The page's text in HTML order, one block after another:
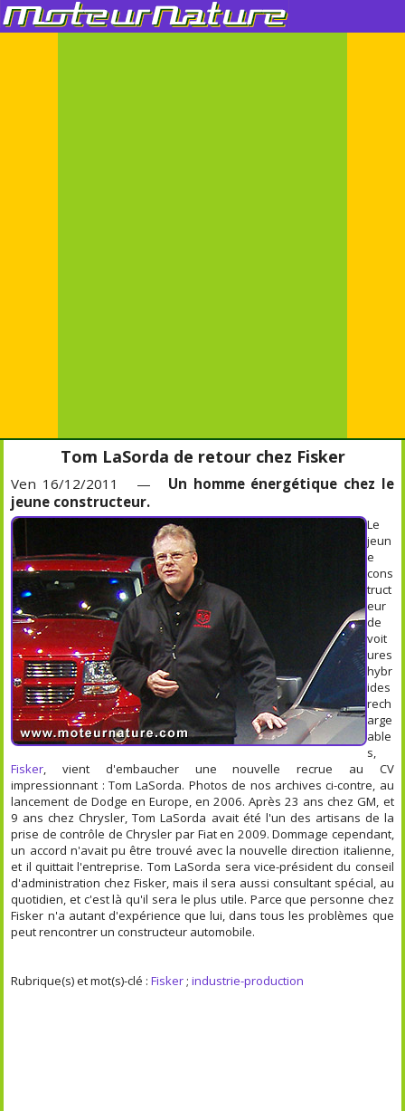
Tom LaSorda de retour chez Fisker
Ven 16/12/2011 — Un homme énergétique chez le
jeune constructeur.
Le
jeun
e
cons
truct
eur
de
voit
ures
hybr
ides
rech
arge
able
s,
Fisker, vient d'embaucher une nouvelle recrue au CV
impressionnant : Tom LaSorda. Photos de nos archives ci-contre, au
lancement de Dodge en Europe, en 2006. Après 23 ans chez GM, et
9 ans chez Chrysler, Tom LaSorda avait été l'un des artisans de la
prise de contrôle de Chrysler par Fiat en 2009. Dommage cependant,
un accord n'avait pu être trouvé avec la nouvelle direction italienne,
et il quittait l'entreprise. Tom LaSorda sera vice-président du conseil
d'administration chez Fisker, mais il sera aussi consultant spécial, au
quotidien, et c'est là qu'il sera le plus utile. Parce que personne chez
Fisker n'a autant d'expérience que lui, dans tous les problèmes que
peut rencontrer un constructeur automobile.
Rubrique(s) et mot(s)-clé :Fisker;industrie-production